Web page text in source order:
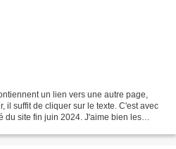
un lien vers une autre page,
il suffit de cliquer sur le texte. C'est avec
du site fin juin 2024. J'aime bien les